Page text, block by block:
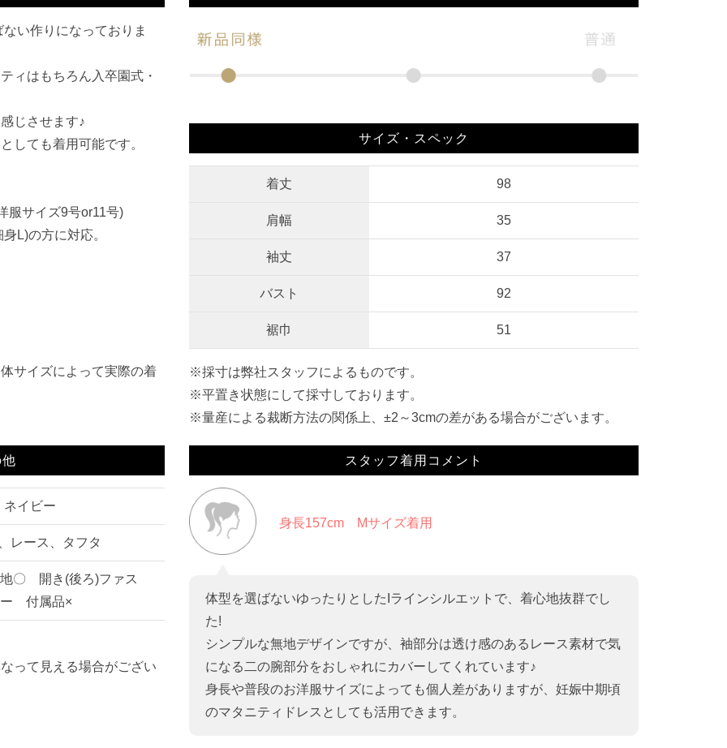
い作りになっておりま
ィはもちろん入卒園式・
じさせます♪
しても着用可能です。
服サイズ9号or11号)
L)の方に対応。
サイズによって実際の着
サイズ・スペック
着丈 98
肩幅 35
袖丈 37
バスト 92
裾巾 51
※採寸は弊社スタッフによるものです。
※平置き状態にして採寸しております。
※量産による裁断方法の関係上、±2～3cmの差がある場合がございます。
ネイビー
レース、タフタ
〇 開き(後ろ)ファス
付属品×
って見える場合がござい
スタッフ着用コメント
身長157cm Mサイズ着用
体型を選ばないゆったりとしたIラインシルエットで、着心地抜群でし
た!
シンプルな無地デザインですが、袖部分は透け感のあるレース素材で気
になる二の腕部分をおしゃれにカバーしてくれています♪
身長や普段のお洋服サイズによっても個人差がありますが、妊娠中期頃
のマタニティドレスとしても活用できます。